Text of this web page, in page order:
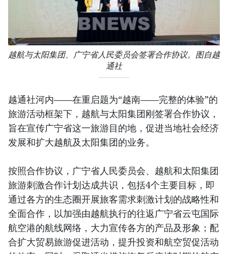
越航与太阳集团、广宁省人民委员会签署合作协议。图自越
通社
越通社河内——在重启题为“越南——完整的体验”的
旅游活动框架下，越航与太阳集团刚签署合作协议，
旨在宣传广宁省这一旅游目的地，促进当地社会经济
发展和扩大越航及太阳集团的业务。
按照合作协议，广宁省人民委员会、越航和太阳集团
旅游刺激合作计划达成共识，包括4个主要目标，即
通过各方的生态圈开展旅客需求刺激计划的战略性和
全面合作，以加强由越航执行的往返广宁省云屯国际
航空港的航线网络，大力宣传各方的产品及形象；配
合扩大贸易旅游促进活动，提升投资和航空贸促活动